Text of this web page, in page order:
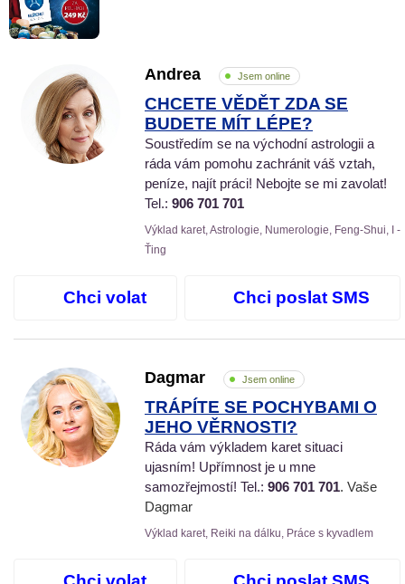
Andrea Jsem online
CHCETE VĚDĚT ZDA SE
BUDETE MÍT LÉPE?
Soustředím se na východní astrologii a
ráda vám pomohu zachránit váš vztah,
peníze, najít práci! Nebojte se mi zavolat!
Tel.: 906 701 701
Výklad karet, Astrologie, Numerologie, Feng-Shui, I -
Ťing
Chci volat Chci poslat SMS
Dagmar Jsem online
TRÁPÍTE SE POCHYBAMI O
JEHO VĚRNOSTI?
Ráda vám výkladem karet situaci
ujasním! Upřímnost je u mne
samozřejmostí! Tel.: 906 701 701. Vaše
Dagmar
Výklad karet, Reiki na dálku, Práce s kyvadlem